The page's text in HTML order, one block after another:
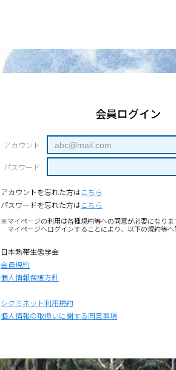
会員ログイン
アカウント
パスワード
アカウントを忘れた方はこちら
パスワードを忘れた方はこちら
※マイページの利用は各種規約等への同意が必要になりま
マイページへログインすることにより、以下の規約等
日本熱帯生態学会
会員規約
個人情報保護方針
シクミネット利用規約
個人情報の取扱いに関する同意事項